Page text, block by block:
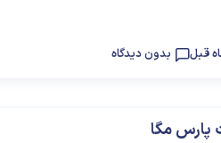
بدون دیدگاه
مگا